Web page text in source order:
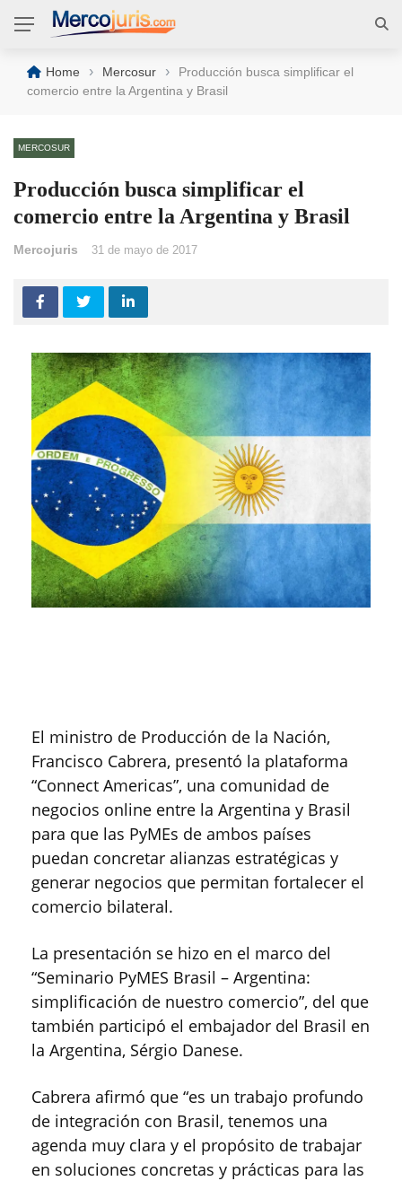
Home › Mercosur ›
Producción busca simplificar el
comercio entre la Argentina y Brasil
MERCOSUR
Producción busca simplificar el
comercio entre la Argentina y Brasil
Mercojuris 31 de mayo de 2017
El ministro de Producción de la Nación,
Francisco Cabrera, presentó la plataforma
“Connect Americas”, una comunidad de
negocios online entre la Argentina y Brasil
para que las PyMEs de ambos países
puedan concretar alianzas estratégicas y
generar negocios que permitan fortalecer el
comercio bilateral.
La presentación se hizo en el marco del
“Seminario PyMES Brasil – Argentina:
simplificación de nuestro comercio”, del que
también participó el embajador del Brasil en
la Argentina, Sérgio Danese.
Cabrera afirmó que “es un trabajo profundo
de integración con Brasil, tenemos una
agenda muy clara y el propósito de trabajar
en soluciones concretas y prácticas para las